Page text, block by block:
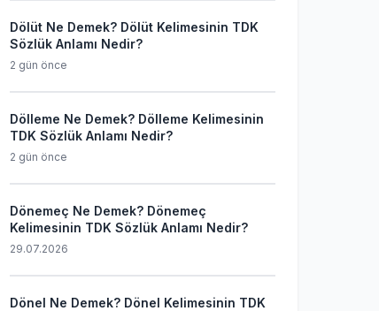
Dölüt Ne Demek? Dölüt Kelimesinin TDK
Sözlük Anlamı Nedir?
2 gün önce
Dölleme Ne Demek? Dölleme Kelimesinin
TDK Sözlük Anlamı Nedir?
2 gün önce
Dönemeç Ne Demek? Dönemeç
Kelimesinin TDK Sözlük Anlamı Nedir?
29.07.2026
Dönel Ne Demek? Dönel Kelimesinin TDK